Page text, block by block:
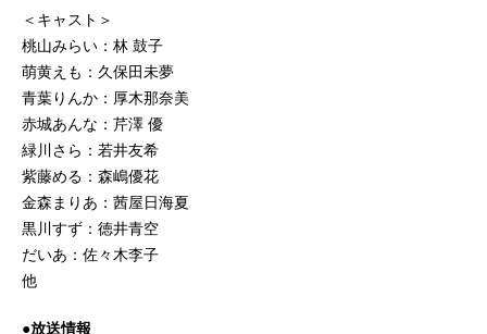
＜キャスト＞
桃山みらい：林 鼓子
萌黄えも：久保田未夢
青葉りんか：厚木那奈美
赤城あんな：芹澤 優
緑川さら：若井友希
紫藤める：森嶋優花
金森まりあ：茜屋日海夏
黒川すず：徳井青空
だいあ：佐々木李子
他
●放送情報